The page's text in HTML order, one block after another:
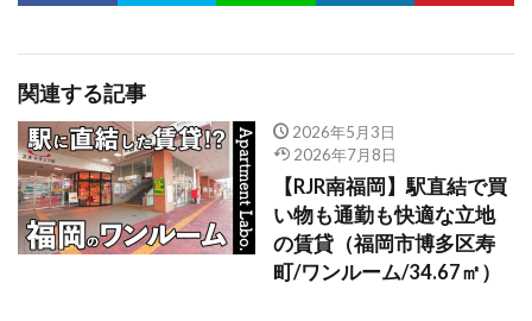
関連する記事
2026年5月3日
2026年7月8日
【RJR南福岡】駅直結で買
い物も通勤も快適な立地
の賃貸（福岡市博多区寿
町/ワンルーム/34.67㎡）